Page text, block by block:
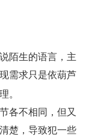
陌生的语言，主
需求只是依葫芦
。
各不相同，但又
楚，导致犯一些